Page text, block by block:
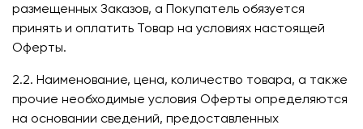
размещенных Заказов, а Покупатель обязуется
принять и оплатить Товар на условиях настоящей
Оферты.
2.2. Наименование, цена, количество товара, а также
прочие необходимые условия Оферты определяются
на основании сведений, предоставленных